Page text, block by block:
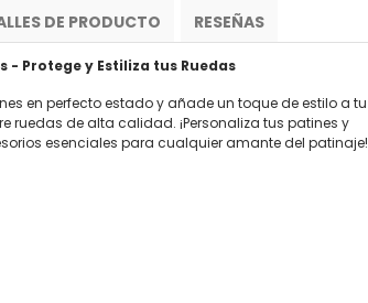
DE PRODUCTO RESEÑAS
- Protege y Estiliza tus Ruedas
en perfecto estado y añade un toque de estilo a tu
ruedas de alta calidad. ¡Personaliza tus patines y
esenciales para cualquier amante del patinaje!